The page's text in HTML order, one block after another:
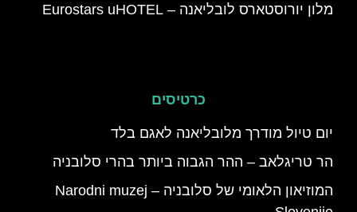
מלון יורוסטארס לובליאנה – Eurostars uHOTEL
כרטיסים
יום טיול מודרך מלובליאנה לאגם בלד
הר טריגלאב – ההר הגבוה ביותר בהרי סלובניה
המוזיאון הלאומי של סלובניה – Narodni muzej